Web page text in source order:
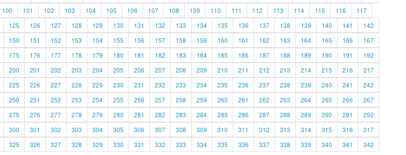
100 101 102 103 104 105 106 107 108 109 110 111 112 113 114 115 116
117
125 126 127 128 129 130 131 132 133 134 135 136 137 138 139 140 141
142
150 151 152 153 154 155 156 157 158 159 160 161 162 163 164 165 166
167
175 176 177 178 179 180 181 182 183 184 185 186 187 188 189 190 191
192
200 201 202 203 204 205 206 207 208 209 210 211 212 213 214 215 216
217
225 226 227 228 229 230 231 232 233 234 235 236 237 238 239 240 241
242
250 251 252 253 254 255 256 257 258 259 260 261 262 263 264 265 266
267
275 276 277 278 279 280 281 282 283 284 285 286 287 288 289 290 291
292
300 301 302 303 304 305 306 307 308 309 310 311 312 313 314 315 316
317
325 326 327 328 329 330 331 332 333 334 335 336 337 338 339 340 341 342